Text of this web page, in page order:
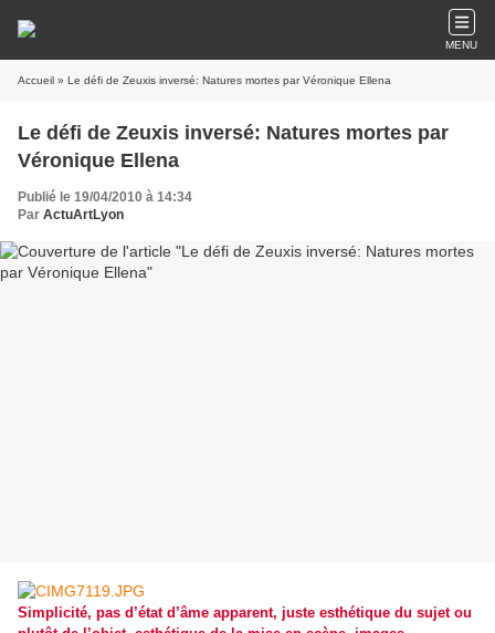
MENU
Accueil » Le défi de Zeuxis inversé: Natures mortes par Véronique Ellena
Le défi de Zeuxis inversé: Natures mortes par
Véronique Ellena
Publié le 19/04/2010 à 14:34
Par ActuArtLyon
Simplicité, pas d’état d’âme apparent, juste esthétique du sujet ou